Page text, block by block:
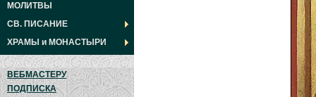
МОЛИТВЫ
СВ. ПИСАНИЕ
ХРАМЫ и МОНАСТЫРИ
ВЕБМАСТЕРУ
ПОДПИСКА